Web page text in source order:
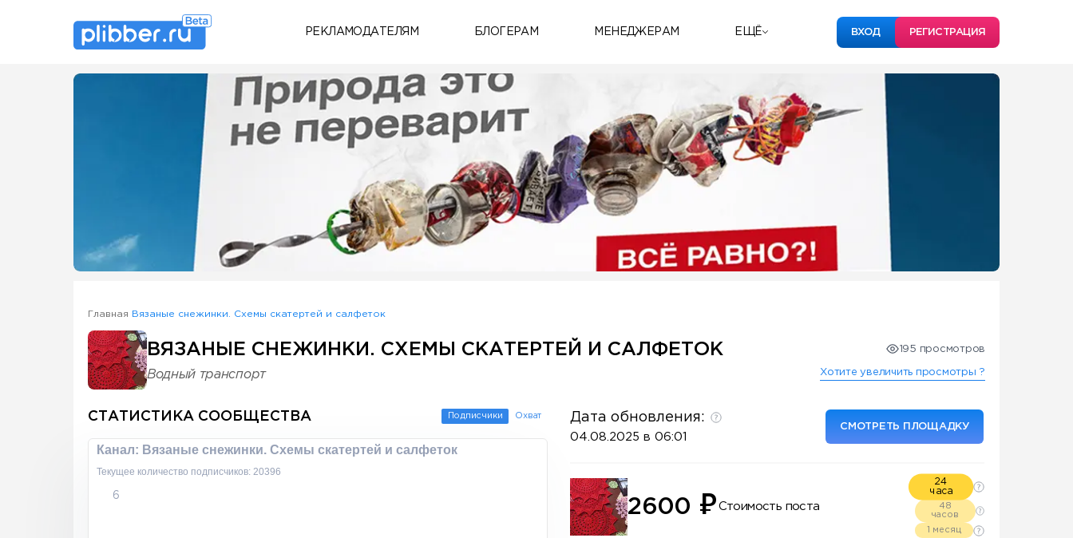
РЕКЛАМОДАТЕЛЯМ БЛОГЕРАМ МЕНЕДЖЕРАМ ЕЩЁ ВХОД РЕГИСТРАЦИЯ
Some SEO Title
Главная Вязаные снежинки. Схемы скатертей и салфеток
ВЯЗАНЫЕ СНЕЖИНКИ. СХЕМЫ СКАТЕРТЕЙ И САЛФЕТОК
Водный транспорт
195 просмотров
Хотите увеличить просмотры ?
СТАТИСТИКА СООБЩЕСТВА Подписчики Охват
Канал: Вязаные снежинки. Схемы скатертей и салфеток
Текущее количество подписчиков: 20396
6
Дата обновления:
04.08.2025 в 06:01
СМОТРЕТЬ ПЛОЩАДКУ
2600 ₽ Стоимость поста
24
часа
48
часов
1 месяц